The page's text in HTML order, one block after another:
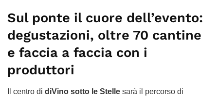
Sul ponte il cuore dell’evento:
degustazioni, oltre 70 cantine
e faccia a faccia con i
produttori
Il centro di diVino sotto le Stelle sarà il percorso di